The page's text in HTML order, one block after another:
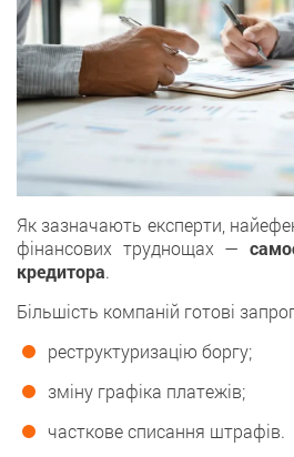
Як зазначають експерти,
фінансових труднощах —
кредитора.
Більшість компаній готові
реструктуризацію боргу;
зміну графіка платежів;
часткове списання штрафів.